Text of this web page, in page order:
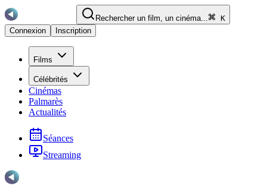
Rechercher un film, un cinéma...
K
Connexion
Inscription
Films
Célébrités
Cinémas
Palmarès
Actualités
Séances
Streaming